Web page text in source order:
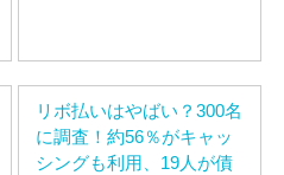
リボ払いはやばい？300名
に調査！約56％がキャッ
シングも利用、19人が債